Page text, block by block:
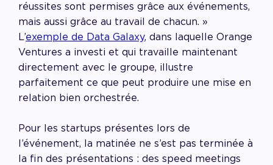
réussites sont permises grâce aux événements,
mais aussi grâce au travail de chacun. »
L’exemple de Data Galaxy, dans laquelle Orange
Ventures a investi et qui travaille maintenant
directement avec le groupe, illustre
parfaitement ce que peut produire une mise en
relation bien orchestrée.
Pour les startups présentes lors de
l’événement, la matinée ne s’est pas terminée à
la fin des présentations : des speed meetings